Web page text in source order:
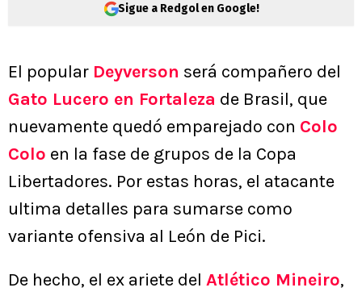
Sigue a Redgol en Google!
El popular Deyverson será compañero del
Gato Lucero en Fortaleza de Brasil, que
nuevamente quedó emparejado con Colo
Colo en la fase de grupos de la Copa
Libertadores. Por estas horas, el atacante
ultima detalles para sumarse como
variante ofensiva al León de Pici.
De hecho, el ex ariete del Atlético Mineiro,